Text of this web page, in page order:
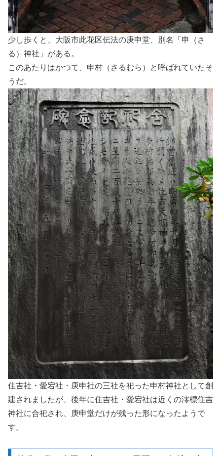
少し歩くと、大阪市此花区伝法の庚申堂、別名「申（さ
る）神社」がある。
このあたりはかつて、申村（さるむら）と呼ばれていたそ
うだ。
住吉社・愛宕社・庚申社の三社を祀った申村神社として創
建されましたが、後年に住吉社・愛宕社は近くの澪標住吉
神社に合祀され、庚申堂だけが残った形になったようで
す。